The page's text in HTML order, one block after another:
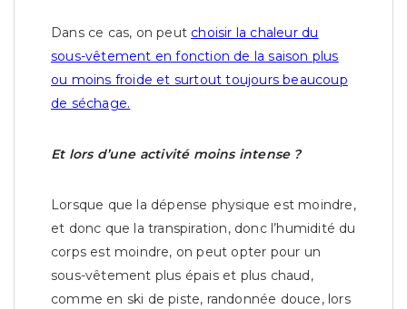
Dans ce cas, on peut choisir la chaleur du
sous-vêtement en fonction de la saison plus
ou moins froide et surtout toujours beaucoup
de séchage.
Et lors d’une activité moins intense ?
Lorsque que la dépense physique est moindre,
et donc que la transpiration, donc l’humidité du
corps est moindre, on peut opter pour un
sous-vêtement plus épais et plus chaud,
comme en ski de piste, randonnée douce, lors